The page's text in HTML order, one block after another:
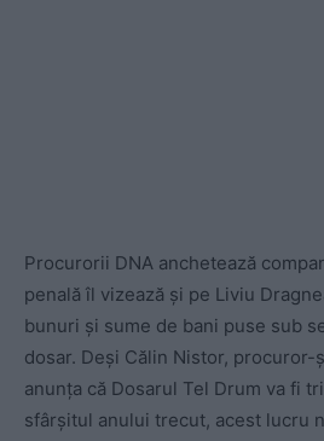
Procurorii DNA anchetează
penală îl vizează și pe Liviu
bunuri și sume de bani puse sub
dosar. Deși Călin Nistor, procuror-
anunța că Dosarul Tel Drum va fi
sfârșitul anului trecut, acest lucru